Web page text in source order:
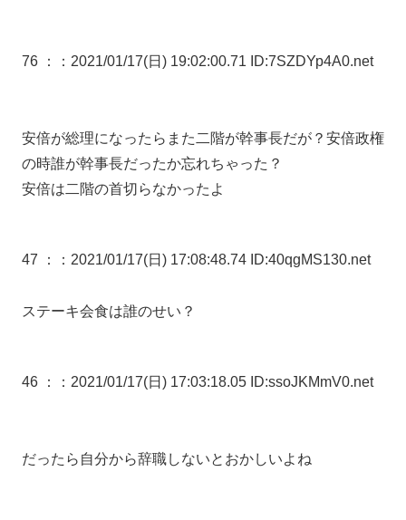
76 ： ：2021/01/17(日) 19:02:00.71 ID:7SZDYp4A0.net
安倍が総理になったらまた二階が幹事長だが？安倍政権
の時誰が幹事長だったか忘れちゃった？
安倍は二階の首切らなかったよ
47 ： ：2021/01/17(日) 17:08:48.74 ID:40qgMS130.net
ステーキ会食は誰のせい？
46 ： ：2021/01/17(日) 17:03:18.05 ID:ssoJKMmV0.net
だったら自分から辞職しないとおかしいよね